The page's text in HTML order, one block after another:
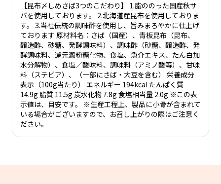
【昆布〆しめさば3つのこだわり】 1.脂ののった国産秋サ
バを使用しております。 2.北海道産昆布を使用しておりま
す。 3.当社伝統の調味酢を使用し、旨みまろやかに仕上げ
ております 原材料名：さば（国産）、青板昆布（昆布、
醸造酢、砂糖、発酵調味料）、調味酢（砂糖、醸造酢、発
酵調味料、還元澱粉糖化物、食塩、魚介エキス、たん白加
水分解物）、食塩／酸味料、調味料（アミノ酸等）、甘味
料（ステビア）、（一部にさば・大豆を含む） 栄養成分
表示（100g当たり） エネルギー 194kcal たんぱく質
14.9g 脂質 11.5g 炭水化物 7.8g 食塩相当量 2.0g ※この表
示値は、目安です。 ※生産工程上、製品に小骨が含まれて
いる場合がございますので、お召し上がりの際はご注意く
ださい。